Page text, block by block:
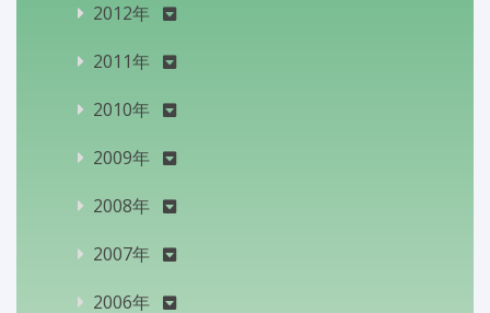
2012年
2011年
2010年
2009年
2008年
2007年
2006年